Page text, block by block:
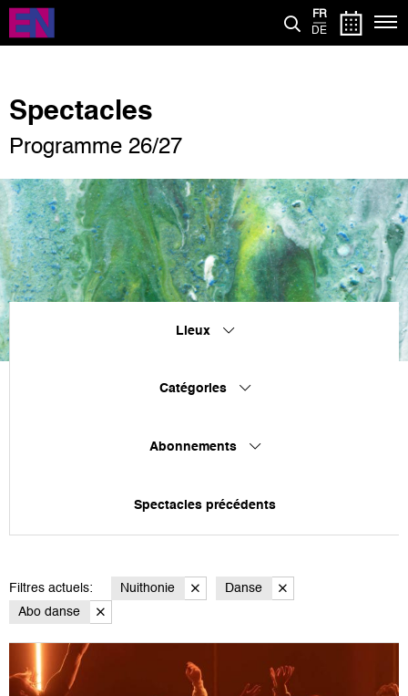
Aller
contenu
FR
DE
Spectacles
Programme 26/27
Lieux
Catégories
Abonnements
Spectacles précédents
Filtres actuels: Nuithonie
Danse
Abo danse